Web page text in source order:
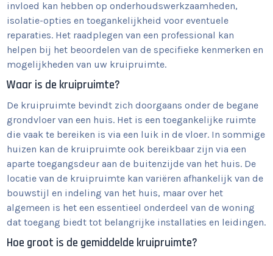
invloed kan hebben op onderhoudswerkzaamheden,
isolatie-opties en toegankelijkheid voor eventuele
reparaties. Het raadplegen van een professional kan
helpen bij het beoordelen van de specifieke kenmerken en
mogelijkheden van uw kruipruimte.
Waar is de kruipruimte?
De kruipruimte bevindt zich doorgaans onder de begane
grondvloer van een huis. Het is een toegankelijke ruimte
die vaak te bereiken is via een luik in de vloer. In sommige
huizen kan de kruipruimte ook bereikbaar zijn via een
aparte toegangsdeur aan de buitenzijde van het huis. De
locatie van de kruipruimte kan variëren afhankelijk van de
bouwstijl en indeling van het huis, maar over het
algemeen is het een essentieel onderdeel van de woning
dat toegang biedt tot belangrijke installaties en leidingen.
Hoe groot is de gemiddelde kruipruimte?